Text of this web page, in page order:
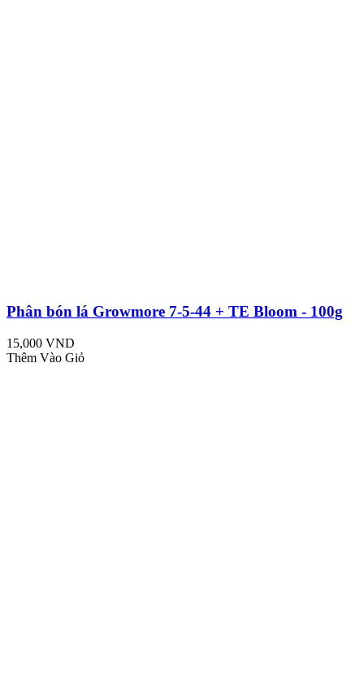
Phân bón lá Growmore 7-5-44 + TE Bloom - 100g
15,000 VND
Thêm Vào Giỏ